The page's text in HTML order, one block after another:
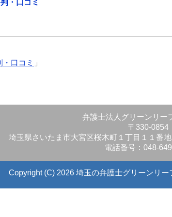
・口コミ
口コミ 」
弁護士法人グリーンリー
〒330-0854
埼玉県さいたま市大宮区桜木町１丁目１１番
電話番号：048-
Copyright (C) 2026 埼玉の弁護士グリーンリー